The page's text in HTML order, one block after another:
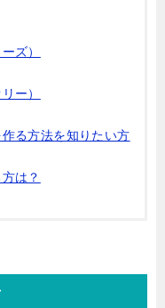
ズ）
ー）
る方法を知りたい方
は？